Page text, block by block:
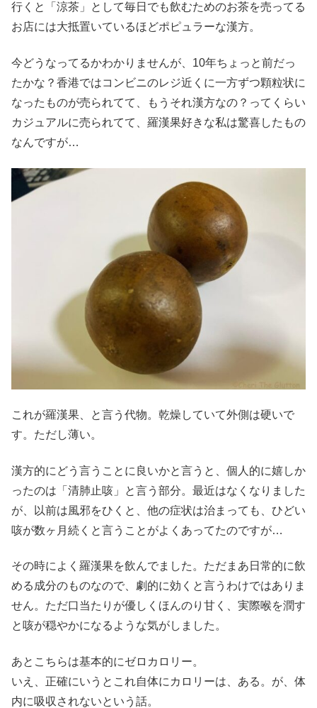
行くと「涼茶」として毎日でも飲むためのお茶を売ってる
お店には大抵置いているほどポピュラーな漢方。
今どうなってるかわかりませんが、10年ちょっと前だっ
たかな？香港ではコンビニのレジ近くに一方ずつ顆粒状に
なったものが売られてて、もうそれ漢方なの？ってくらい
カジュアルに売られてて、羅漢果好きな私は驚喜したもの
なんですが…
これが羅漢果、と言う代物。乾燥していて外側は硬いで
す。ただし薄い。
漢方的にどう言うことに良いかと言うと、個人的に嬉しか
ったのは「清肺止咳」と言う部分。最近はなくなりました
が、以前は風邪をひくと、他の症状は治まっても、ひどい
咳が数ヶ月続くと言うことがよくあってたのですが…
その時によく羅漢果を飲んでました。ただまあ日常的に飲
める成分のものなので、劇的に効くと言うわけではありま
せん。ただ口当たりが優しくほんのり甘く、実際喉を潤す
と咳が穏やかになるような気がしました。
あとこちらは基本的にゼロカロリー。
いえ、正確にいうとこれ自体にカロリーは、ある。が、体
内に吸収されないという話。